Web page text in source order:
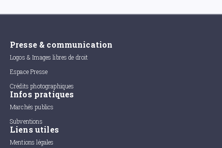
Presse & communication
Logos & Images libres de droit
Espace Presse
Crédits photographiques
Infos pratiques
Marchés publics
Subventions
Liens utiles
Mentions légales